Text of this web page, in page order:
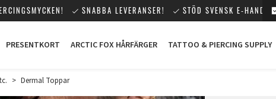
SNABBA LEVERANSER! STÖD SVENSK E-HANDEL!
PRESENTKORT ARCTIC FOX HÅRFÄRGER TATTOO & PIERCING SUPPLY
> Dermal Toppar